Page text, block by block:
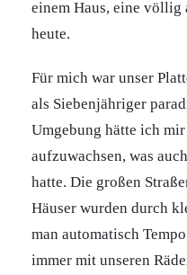
einem Haus, eine
heute.
Für mich war unser
als Siebenjähriger
Umgebung hätte ich
aufzuwachsen, was
hatte. Die großen
Häuser wurden durch
man automatisch
immer mit unseren